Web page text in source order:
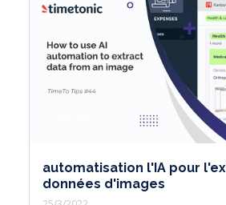
automatisation l'IA pour
données d'images